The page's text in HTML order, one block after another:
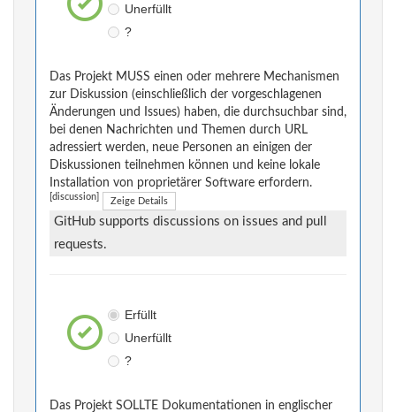
Unerfüllt
?
Das Projekt MUSS einen oder mehrere Mechanismen
zur Diskussion (einschließlich der vorgeschlagenen
Änderungen und Issues) haben, die durchsuchbar sind,
bei denen Nachrichten und Themen durch URL
adressiert werden, neue Personen an einigen der
Diskussionen teilnehmen können und keine lokale
Installation von proprietärer Software erfordern.
[discussion] Zeige Details
GitHub supports discussions on issues and pull
requests.
Erfüllt
Unerfüllt
?
Das Projekt SOLLTE Dokumentationen in englischer